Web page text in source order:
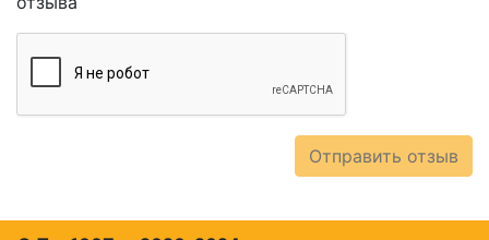
Отправить отзыв